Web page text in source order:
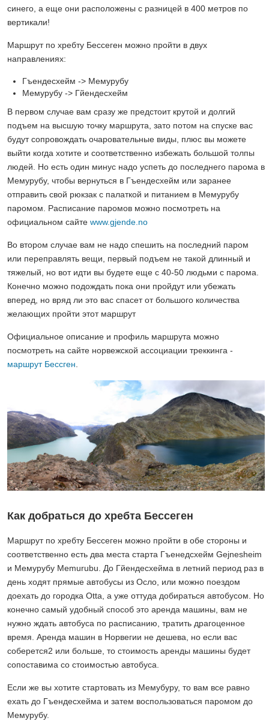
синего, а еще они расположены с разницей в 400 метров по
вертикали!
Маршрут по хребту Бессеген можно пройти в двух
направлениях:
Гъендесхейм -> Мемурубу
Мемурубу -> Гйендесхейм
В первом случае вам сразу же предстоит крутой и долгий
подъем на высшую точку маршрута, зато потом на спуске вас
будут сопровождать очаровательные виды, плюс вы можете
выйти когда хотите и соответственно избежать большой толпы
людей. Но есть один минус надо успеть до последнего парома в
Мемурубу, чтобы вернуться в Гъендесхейм или заранее
отправить свой рюкзак с палаткой и питанием в Мемурубу
паромом. Расписание паромов можно посмотреть на
официальном сайте www.gjende.no
Во втором случае вам не надо спешить на последний паром
или переправлять вещи, первый подъем не такой длинный и
тяжелый, но вот идти вы будете еще с 40-50 людьми с парома.
Конечно можно подождать пока они пройдут или убежать
вперед, но вряд ли это вас спасет от большого количества
желающих пройти этот маршрут
Официальное описание и профиль маршрута можно
посмотреть на сайте норвежской ассоциации треккинга -
маршрут Бессген
Как добраться до хребта Бессеген
Маршрут по хребту Бессеген можно пройти в обе стороны и
соответственно есть два места старта Гъенедсхейм Gejnesheim
и Мемурубу Memurubu. До Гйендесхейма в летний период раз в
день ходят прямые автобусы из Осло, или можно поездом
доехать до городка Otta, а уже оттуда добираться автобусом. Но
конечно самый удобный способ это аренда машины, вам не
нужно ждать автобуса по расписанию, тратить драгоценное
время. Аренда машин в Норвегии не дешева, но если вас
соберется2 или больше, то стоимость аренды машины будет
сопоставима со стоимостью автобуса.
Если же вы хотите стартовать из Мемубуру, то вам все равно
ехать до Гъендесхейма и затем воспользоваться паромом до
Мемурубу.